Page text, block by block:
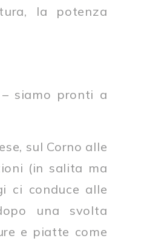
la potenza
– siamo pronti a
sul Corno alle
(in salita ma
ci conduce alle
una svolta
e piatte come